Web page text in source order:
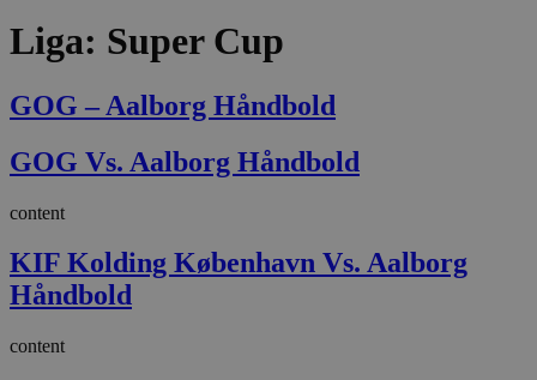
Liga: Super Cup
GOG – Aalborg Håndbold
GOG Vs. Aalborg Håndbold
content
KIF Kolding København Vs. Aalborg
Håndbold
content